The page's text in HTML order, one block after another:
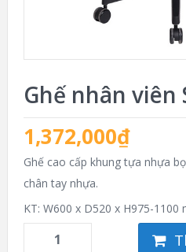
Ghế nhân viên
1,372,000₫
Ghế cao cấp khung tựa nhựa
chân tay nhựa.
KT: W600 x D520 x H975-1100